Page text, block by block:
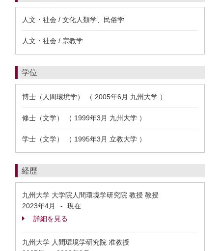
人文・社会 / 文化人類学、民俗学
人文・社会 / 宗教学
学位
博士（人間環境学） （ 2005年6月 九州大学 ）
修士（文学） （ 1999年3月 九州大学 ）
学士（文学） （ 1995年3月 立教大学 ）
経歴
九州大学 大学院人間環境学研究院 教授 教授
2023年4月
-
現在
詳細を見る
九州大学 人間環境学研究院 准教授